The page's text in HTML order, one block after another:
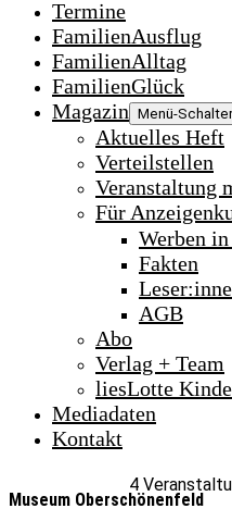
Termine
FamilienAusflug
FamilienAlltag
FamilienGlück
Magazin Menü-Schalter
Aktuelles Heft
Verteilstellen
Veranstaltung
Für
Werben
Fakten
AGB
Abo
Verlag + Team
liesLotte
Mediadaten
Kontakt
4
Museum Oberschönenfeld